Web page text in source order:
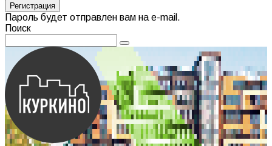
Пароль будет отправлен вам на e-mail.
Поиск